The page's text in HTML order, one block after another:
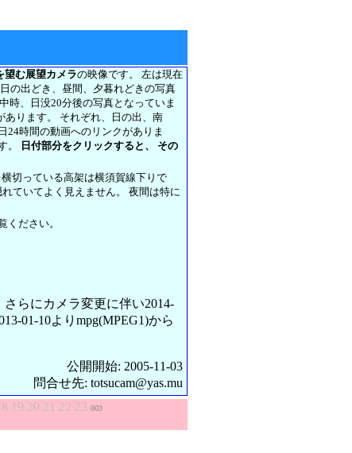
望む展望カメラの映像です。 左は現在
の出どき、昼間、夕暮れどきの写真
時、日没20分後の写真となっていま
あります。 それぞれ、日の出、南
24時間の動画へのリンクがありま
。
日付部分をクリックすると、 その
切っている高架は横須賀線下りで
ていてよく見えません。 夜間は特に
ください。
さらにカメラ変更に伴い2014-
01-10よりmpg(MPEG1)から
公開開始: 2005-11-03
問合せ先: totsucam@yas.mu
19 20 21 22 23 003